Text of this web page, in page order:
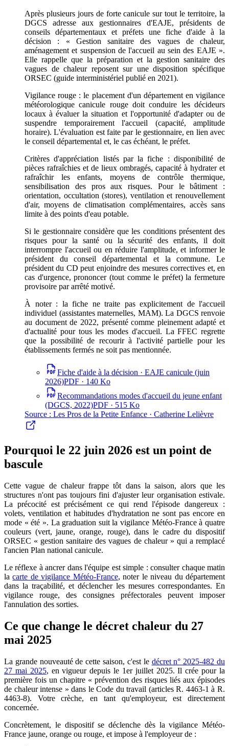
Après plusieurs jours de forte canicule sur tout le territoire, la
DGCS adresse aux gestionnaires d'EAJE, présidents de
conseils départementaux et préfets une fiche d'aide à la
décision : « Gestion sanitaire des vagues de chaleur,
aménagement et suspension de l'accueil au sein des EAJE ».
Elle rappelle que la préparation et la gestion sanitaire des
vagues de chaleur reposent sur une disposition spécifique
ORSEC (guide interministériel publié en 2021).
Vigilance rouge : le placement d'un département en vigilance
météorologique canicule rouge doit conduire les décideurs
locaux à évaluer la situation et l'opportunité d'adapter ou de
suspendre temporairement l'accueil (capacité, amplitude
horaire). L'évaluation est faite par le gestionnaire, en lien avec
le conseil départemental et, le cas échéant, le préfet.
Critères d'appréciation listés par la fiche : disponibilité de
pièces rafraîchies et de lieux ombragés, capacité à hydrater et
rafraîchir les enfants, moyens de contrôle thermique,
sensibilisation des pros aux risques. Pour le bâtiment :
orientation, occultation (stores), ventilation et renouvellement
d'air, moyens de climatisation complémentaires, accès sans
limite à des points d'eau potable.
Si le gestionnaire considère que les conditions présentent des
risques pour la santé ou la sécurité des enfants, il doit
interrompre l'accueil ou en réduire l'amplitude, et informer le
président du conseil départemental et la commune. Le
président du CD peut enjoindre des mesures correctives et, en
cas d'urgence, prononcer (tout comme le préfet) la fermeture
provisoire par arrêté motivé.
À noter : la fiche ne traite pas explicitement de l'accueil
individuel (assistantes maternelles, MAM). La DGCS renvoie
au document de 2022, présenté comme pleinement adapté et
d'actualité pour tous les modes d'accueil. La FFEC regrette
que la possibilité de recourir à l'activité partielle pour les
établissements fermés ne soit pas mentionnée.
Fiche d'aide à la décision · EAJE canicule (juin
2026)PDF · 140 Ko
Recommandations modes d'accueil du jeune enfant
(DGCS, 2022)PDF · 515 Ko
Source : Les Pros de la Petite Enfance · Catherine Lelièvre
Pourquoi le 22 juin 2026 est un point de
bascule
Cette vague de chaleur frappe tôt dans la saison, alors que les
structures n'ont pas toujours fini d'ajuster leur organisation estivale.
La précocité est précisément ce qui rend l'épisode dangereux :
volets, ventilation et habitudes d'hydratation ne sont pas encore en
mode « été ». La graduation suit la vigilance Météo-France à quatre
couleurs (vert, jaune, orange, rouge), dans le cadre du dispositif
ORSEC « gestion sanitaire des vagues de chaleur » qui a remplacé
l'ancien Plan national canicule.
Le réflexe à ancrer dans l'équipe est simple : consulter chaque matin
la carte de vigilance Météo-France, noter le niveau du département
dans la traçabilité, et déclencher les mesures correspondantes. En
vigilance rouge, des consignes préfectorales peuvent imposer
l'annulation des sorties.
Ce que change le décret chaleur du 27
mai 2025
La grande nouveauté de cette saison, c'est le décret n° 2025-482 du
27 mai 2025, en vigueur depuis le 1er juillet 2025. Il crée pour la
première fois un chapitre « prévention des risques liés aux épisodes
de chaleur intense » dans le Code du travail (articles R. 4463-1 à R.
4463-8). Votre crèche, en tant qu'employeur, est directement
concernée.
Concrètement, le dispositif se déclenche dès la vigilance Météo-
France jaune, orange ou rouge, et impose à l'employeur de :